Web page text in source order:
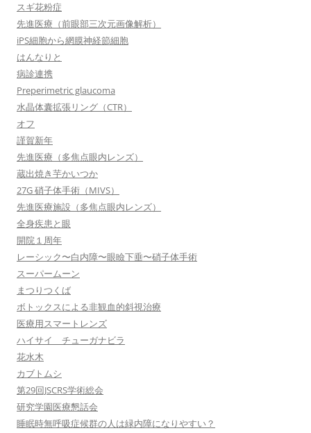
スギ花粉症
先進医療（前眼部三次元画像解析）
iPS細胞から網膜神経節細胞
はんなりと
病診連携
Preperimetric glaucoma
水晶体囊拡張リング（CTR）
オフ
謹賀新年
先進医療（多焦点眼内レンズ）
蔵出焼き芋かいつか
27G 硝子体手術（MIVS）
先進医療施設（多焦点眼内レンズ）
全身疾患と眼
開院１周年
レーシック〜白内障〜眼瞼下垂〜硝子体手術
スーパームーン
まつりつくば
ボトックスによる非観血的斜視治療
医療用スマートレンズ
ハイサイ チューガナビラ
花水木
カブトムシ
第29回JSCRS学術総会
研究学園医療懇話会
睡眠時無呼吸症候群の人は緑内障になりやすい？